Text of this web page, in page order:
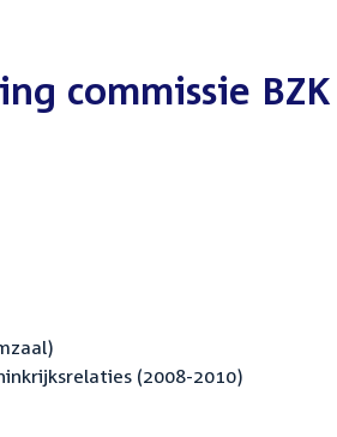
commissie BZK
(2008-2010)